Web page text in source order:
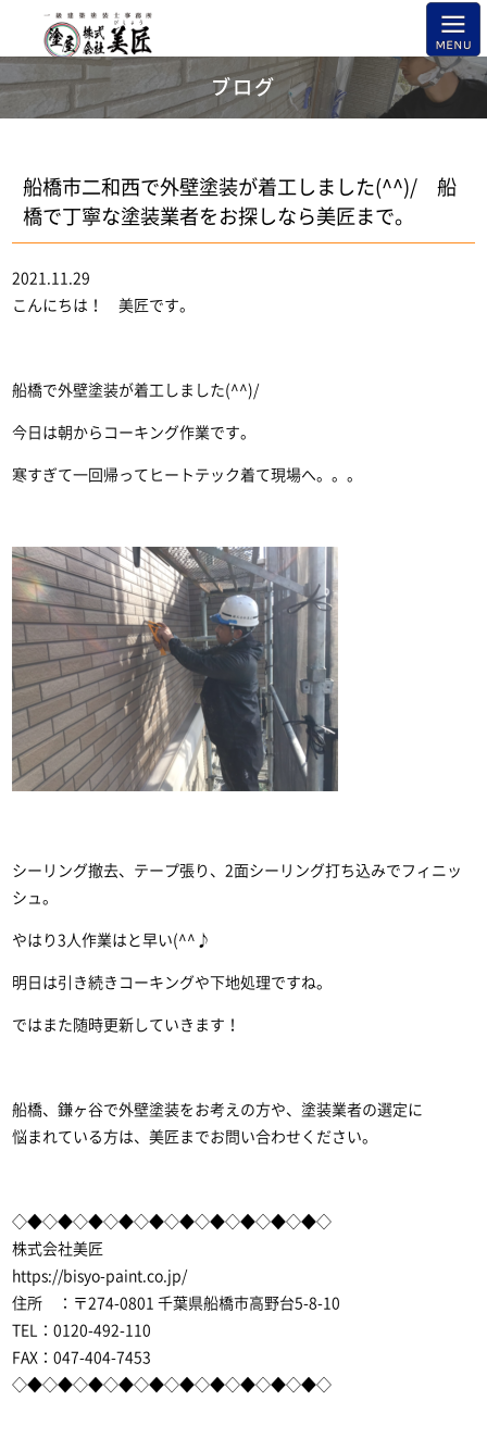
ブログ
船橋市二和西で外壁塗装が着工しました(^^)/ 船
橋で丁寧な塗装業者をお探しなら美匠まで。
2021.11.29
こんにちは！ 美匠です。
船橋で外壁塗装が着工しました(^^)/
今日は朝からコーキング作業です。
寒すぎて一回帰ってヒートテック着て現場へ。。。
シーリング撤去、テープ張り、2面シーリング打ち込みでフィニッ
シュ。
やはり3人作業はと早い(^^♪
明日は引き続きコーキングや下地処理ですね。
ではまた随時更新していきます！
船橋、鎌ヶ谷で外壁塗装をお考えの方や、塗装業者の選定に
悩まれている方は、美匠までお問い合わせください。
◇◆◇◆◇◆◇◆◇◆◇◆◇◆◇◆◇◆◇◆◇
株式会社美匠
https://bisyo-paint.co.jp/
住所 ：〒274-0801 千葉県船橋市高野台5-8-10
TEL：0120-492-110
FAX：047-404-7453
◇◆◇◆◇◆◇◆◇◆◇◆◇◆◇◆◇◆◇◆◇